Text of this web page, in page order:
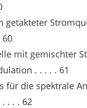
getakteter
60
mit gemischter
. . . . . 61
für die spektrale
. . . . 62